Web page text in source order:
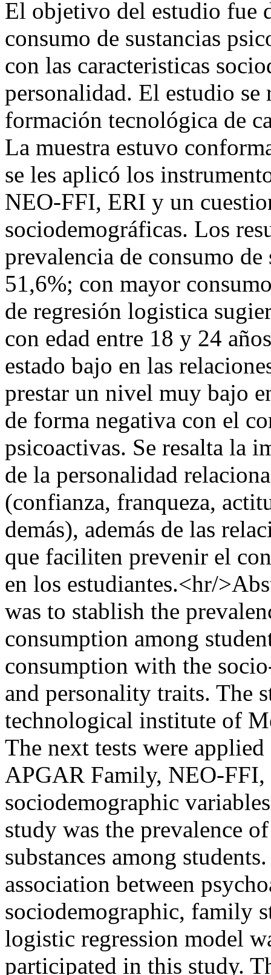
El objetivo del estudio fue
consumo de sustancias
con las caracteristicas
personalidad. El estudio
formación tecnológica de
La muestra estuvo
se les aplicó los
NEO-FFI, ERI y un
sociodemográficas. Los
prevalencia de consumo
51,6%; con mayor
de regresión logistica
con edad entre 18 y 24
estado bajo en las
prestar un nivel muy bajo
de forma negativa con el
psicoactivas. Se resalta la
de la personalidad
(confianza, franqueza,
demás), además de las
que faciliten prevenir el
en los estudiantes.<hr/
was to stablish the
consumption among
consumption with the
and personality traits. The
technological institute of
The next tests were
APGAR Family, NEO-FFI,
sociodemographic
study was the prevalence
substances among
association between
sociodemographic, family
logistic regression model
participated in this study.